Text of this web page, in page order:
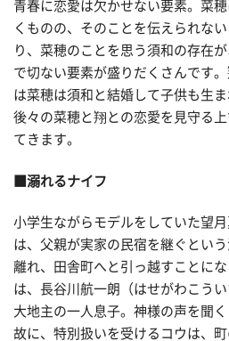
青春に恋愛は欠かせない要素。菜
くものの、そのことを伝えられな
り、菜穂のことを思う須和の存在
で切ない要素が盛りだくさんです
は菜穂は須和と結婚して子供も生ま
後々の菜穂と翔との恋愛を見守る
てきます。
■溺れるナイフ
小学生ながらモデルをしていた望月
は、父親が実家の民宿を継ぐとい
離れ、田舎町へと引っ越すことに
は、長谷川航一朗（はせがわこう
大地主の一人息子。神様の声を聞
故に、特別扱いを受けるコウは、